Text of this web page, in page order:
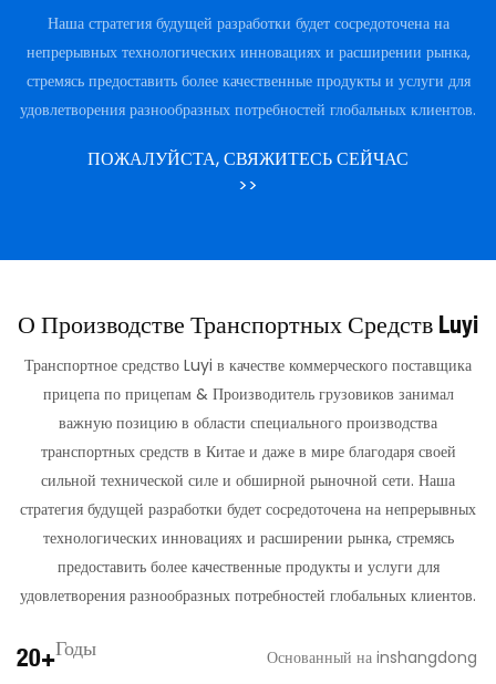
Наша стратегия будущей разработки будет сосредоточена на
непрерывных технологических инновациях и расширении рынка,
стремясь предоставить более качественные продукты и услуги для
удовлетворения разнообразных потребностей глобальных клиентов.
ПОЖАЛУЙСТА, СВЯЖИТЕСЬ СЕЙЧАС
>>
О Производстве Транспортных Средств Luyi
Транспортное средство Luyi в качестве коммерческого поставщика
прицепа по прицепам & Производитель грузовиков занимал
важную позицию в области специального производства
транспортных средств в Китае и даже в мире благодаря своей
сильной технической силе и обширной рыночной сети. Наша
стратегия будущей разработки будет сосредоточена на непрерывных
технологических инновациях и расширении рынка, стремясь
предоставить более качественные продукты и услуги для
удовлетворения разнообразных потребностей глобальных клиентов.
20+Годы Основанный на inshangdong